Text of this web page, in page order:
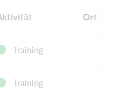
Ort
Training
Training